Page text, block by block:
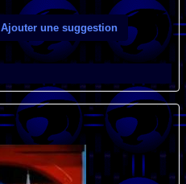
Ajouter une suggestion